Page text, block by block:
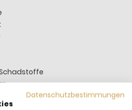
Unicorn
Datenschutzbestimmungen